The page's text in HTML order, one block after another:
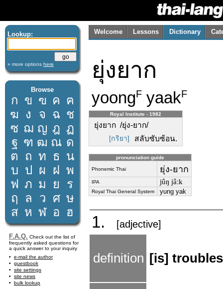
Lookup:
» more options here
Browse
ก ข ฃ ค ฅ
ฆ ง จ ฉ ช
ซ ฌ ญ ฎ ฏ
ฐ ฑ ฒ ณ ด
ต ถ ท ธ น
บ ป ผ ฝ พ
ฟ ภ ม ย
ร
ฤ
ล ว ศ ษ
ส ห ฬ อ ฮ
F.A.Q. Check out the list of
frequently asked questions for
a quick answer to your inquiry
e-mail the author
guestbook
site settings
site news
bulk lookup
Welcome Lessons Dictionary
ยุ่งยาก
yoongF yaakF
Royal Institute - 1982
ยุ่งยาก /ยุ่ง-ยาก/
[กริยา] สลับซับซ้อน.
pronunciation guide
Phonemic Thai ยุ่ง-ยาก
IPA jûŋ jâːk
Royal Thai General System yung yak
1. [adjective]
definition [is]